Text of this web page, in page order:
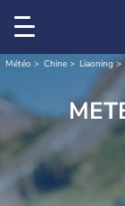
Météo Chine Liaoning